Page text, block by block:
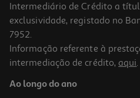
Intermediário de Crédito a
exclusividade, registado no
7952.
Informação referente à
intermediação de crédito, aqui.
Ao longo do ano